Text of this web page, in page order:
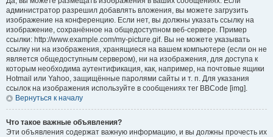
администратор разрешил добавлять вложения, вы можете загрузить
изображение на конференцию. Если нет, вы должны указать ссылку на
изображение, сохранённое на общедоступном веб-сервере. Пример
ссылки: http://www.example.com/my-picture.gif. Вы не можете указывать
ссылку ни на изображения, хранящиеся на вашем компьютере (если он не
является общедоступным сервером), ни на изображения, для доступа к
которым необходима аутентификация, как, например, на почтовые ящики
Hotmail или Yahoo, защищённые паролями сайты и т. п. Для указания
ссылок на изображения используйте в сообщениях тег BBCode [img].
Вернуться к началу
Что такое важные объявления?
Эти объявления содержат важную информацию, и вы должны прочесть их